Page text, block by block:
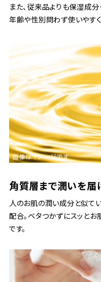
また、従来品よりも保湿成
年齢や性別問わず使いやす
角質層まで潤いを届
人のお肌の潤い成分と似て
配合。ベタつかずにスッとお
です。